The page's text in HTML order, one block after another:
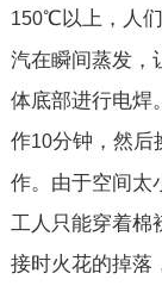
150℃以上，人们
汽在瞬间蒸发，
体底部进行电焊
作10分钟，然后
作。由于空间太
工人只能穿着棉
接时火花的掉